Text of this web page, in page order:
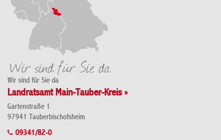
Wir sind für Sie da
Landratsamt Main-Tauber-Kreis »
Gartenstraße 1
97941 Tauberbischofsheim
09341/82-0